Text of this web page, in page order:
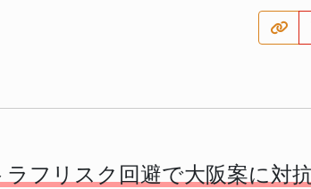
フリスク回避で大阪案に対